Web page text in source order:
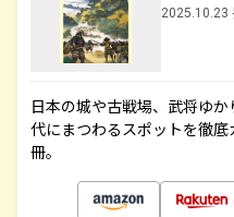
2025.10.23
日本の城や古戦場、武将ゆ
代にまつわるスポットを徹
冊。